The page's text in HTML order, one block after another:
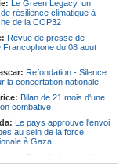
Le Wiliete échoue en demi-
championnat national
Le Green Legacy, un
résilience climatique à
de la COP32
Revue de presse de
Francophone du 08 aout
Refondation - Silence
la concertation nationale
Bilan de 21 mois d'une
combative
Le pays approuve l'envoi
au sein de la force
à Gaza
Bras de fer entre le